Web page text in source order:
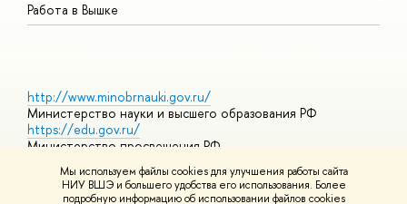
Мы используем файлы cookies для улучшения работы сайта
НИУ ВШЭ и большего удобства его использования. Более
подробную информацию об использовании файлов cookies
Работа в Вышке
http://www.minobrnauki.gov.ru/
Министерство науки и высшего образования РФ
https://edu.gov.ru/
Министерство просвещения РФ
https://elearning.hse.ru/mooc
Массовые открытые онлайн-курсы